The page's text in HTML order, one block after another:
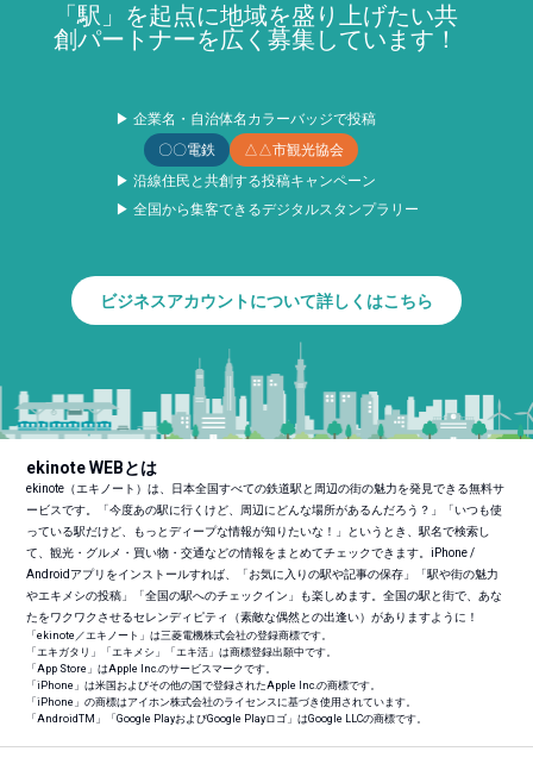
「駅」を起点に地域を盛り上げたい共
創パートナーを広く募集しています！
▶ 企業名・自治体名カラーバッジで投稿
〇〇電鉄
△△市観光協会
▶ 沿線住民と共創する投稿キャンペーン
▶ 全国から集客できるデジタルスタンプラリー
ビジネスアカウントについて詳しくはこちら
ekinote WEBとは
ekinote（エキノート）は、日本全国すべての鉄道駅と周辺の街の魅力を発見できる無料サ
ービスです。「今度あの駅に行くけど、周辺にどんな場所があるんだろう？」「いつも使
っている駅だけど、もっとディープな情報が知りたいな！」というとき、駅名で検索し
て、観光・グルメ・買い物・交通などの情報をまとめてチェックできます。iPhone /
Androidアプリをインストールすれば、「お気に入りの駅や記事の保存」「駅や街の魅力
やエキメシの投稿」「全国の駅へのチェックイン」も楽しめます。全国の駅と街で、あな
たをワクワクさせるセレンディピティ（素敵な偶然との出逢い）がありますように！
「ekinote／エキノート」は三菱電機株式会社の登録商標です。
「エキガタリ」「エキメシ」「エキ活」は商標登録出願中です。
「App Store」はApple Inc.のサービスマークです。
「iPhone」は米国およびその他の国で登録されたApple Inc.の商標です。
「iPhone」の商標はアイホン株式会社のライセンスに基づき使用されています。
「AndroidTM 」「Google PlayおよびGoogle Playロゴ」はGoogle LLCの商標です。